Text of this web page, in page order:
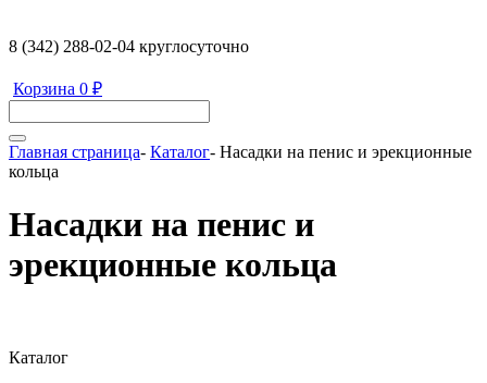
8 (342) 288-02-04 круглосуточно
Корзина 0 ₽
Главная страница- Каталог- Насадки на пенис и эрекционные
кольца
Насадки на пенис и
эрекционные кольца
Каталог